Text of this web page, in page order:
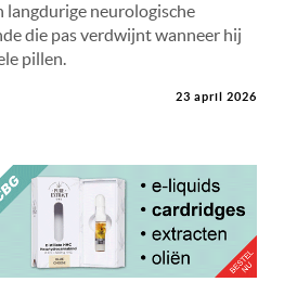
langdurige neurologische
die pas verdwijnt wanneer hij
pillen.
23 april 2026